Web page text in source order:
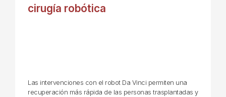
cirugía robótica
Las intervenciones con el robot Da Vinci permiten una
recuperación más rápida de las personas trasplantadas y